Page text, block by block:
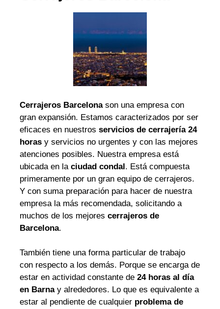
Cerrajeros Barcelonason una empresa con
gran expansión. Estamos caracterizados por ser
eficaces en nuestros servicios de cerrajería 24
horas y servicios no urgentes y con las mejores
atenciones posibles. Nuestra empresa está
ubicada en laciudad condal. Está compuesta
primeramente por un gran equipo de cerrajeros.
Y con suma preparación para hacer de nuestra
empresa la más recomendada, solicitando a
muchos de los mejores cerrajeros de
Barcelona.
También tiene una forma particular de trabajo
con respecto a los demás. Porque se encarga de
estar en actividad constante de 24 horas al día
en Barnay alrededores. Lo que es equivalente a
estar al pendiente de cualquier problema de